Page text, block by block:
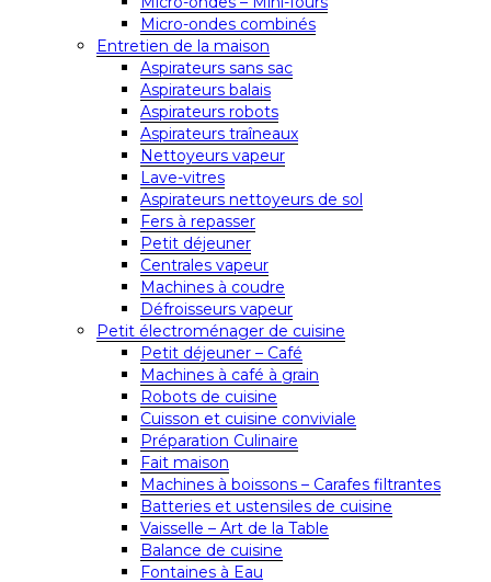
Micro-ondes combinés
Entretien de la maison
Aspirateurs sans sac
Aspirateurs balais
Aspirateurs robots
Aspirateurs traîneaux
Nettoyeurs vapeur
Lave-vitres
Aspirateurs nettoyeurs de sol
Fers à repasser
Petit déjeuner
Centrales vapeur
Machines à coudre
Défroisseurs vapeur
Petit électroménager de cuisine
Petit déjeuner – Café
Machines à café à grain
Robots de cuisine
Cuisson et cuisine conviviale
Préparation Culinaire
Fait maison
Machines à boissons – Carafes filtrantes
Batteries et ustensiles de cuisine
Vaisselle – Art de la Table
Balance de cuisine
Fontaines à Eau